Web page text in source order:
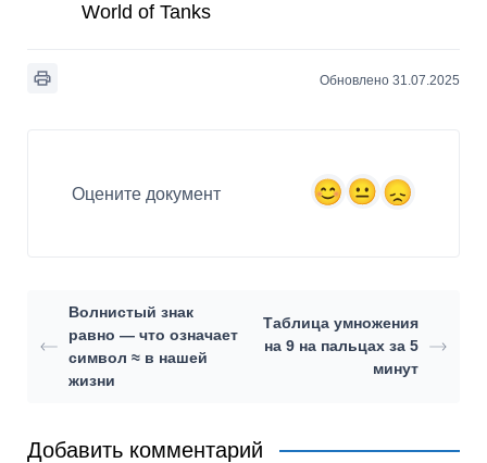
World of Tanks
Обновлено 31.07.2025
Оцените документ
Волнистый знак
равно — что означает
символ ≈ в нашей
жизни
Таблица умножения
на 9 на пальцах за 5
минут
Добавить комментарий